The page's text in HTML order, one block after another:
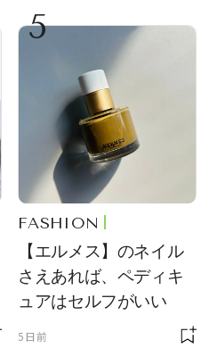
5
FASHION
【エルメス】のネイル
さえあれば、ペディキ
ュアはセルフがいい
5日前